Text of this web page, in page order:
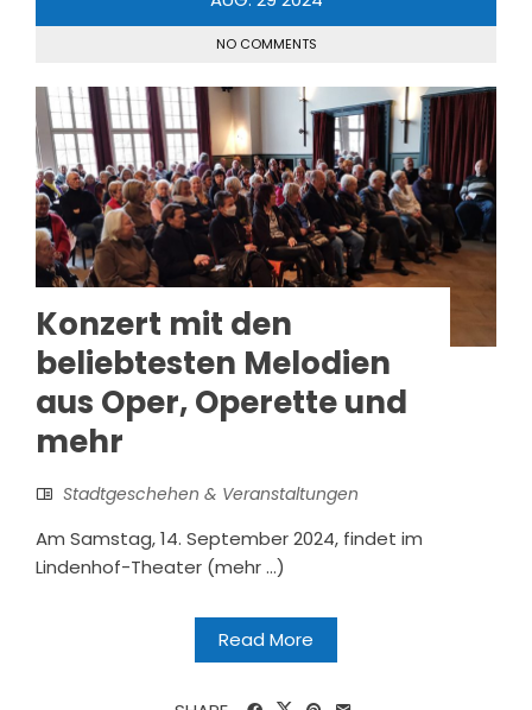
NO COMMENTS
Konzert mit den
beliebtesten Melodien
aus Oper, Operette und
mehr
Stadtgeschehen & Veranstaltungen
Am Samstag, 14. September 2024, findet im
Lindenhof-Theater (mehr …)
Read More